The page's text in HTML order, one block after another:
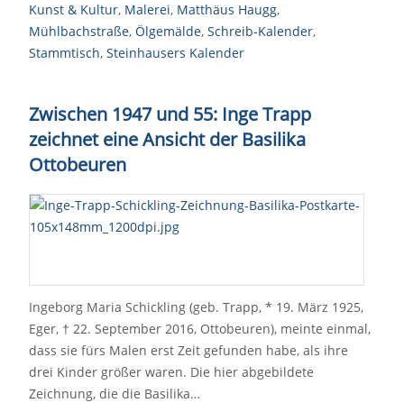
Kunst & Kultur, Malerei, Matthäus Haugg,
Mühlbachstraße, Ölgemälde, Schreib-Kalender,
Stammtisch, Steinhausers Kalender
Zwischen 1947 und 55: Inge Trapp
zeichnet eine Ansicht der Basilika
Ottobeuren
Ingeborg Maria Schickling (geb. Trapp, * 19. März 1925,
Eger, † 22. September 2016, Ottobeuren), meinte einmal,
dass sie fürs Malen erst Zeit gefunden habe, als ihre
drei Kinder größer waren. Die hier abgebildete
Zeichnung, die die Basilika…